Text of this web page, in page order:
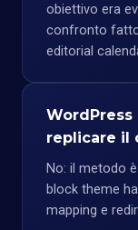
obiettivo era
confronto
editorial
replicare il
No: il metodo
block theme
mapping e